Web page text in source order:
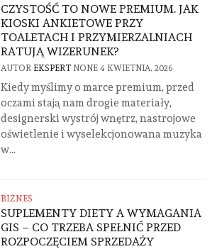
CZYSTOŚĆ TO NOWE PREMIUM. JAK
KIOSKI ANKIETOWE PRZY
TOALETACH I PRZYMIERZALNIACH
RATUJĄ WIZERUNEK?
AUTOR EKSPERT NONE 4 KWIETNIA, 2026
Kiedy myślimy o marce premium, przed
oczami stają nam drogie materiały,
designerski wystrój wnętrz, nastrojowe
oświetlenie i wyselekcjonowana muzyka
w...
BIZNES
SUPLEMENTY DIETY A WYMAGANIA
GIS – CO TRZEBA SPEŁNIĆ PRZED
ROZPOCZĘCIEM SPRZEDAŻY